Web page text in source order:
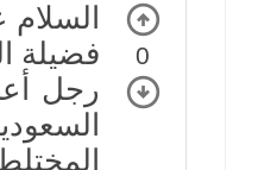
0
السلام
فضيلة
رجل